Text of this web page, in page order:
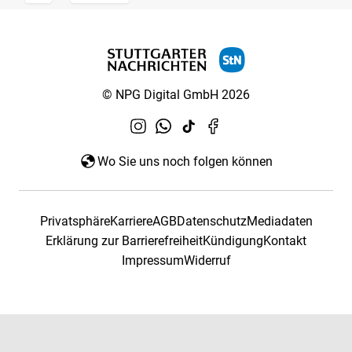
© NPG Digital GmbH 2026
Wo Sie uns noch folgen können
PrivatsphäreKarriereAGBDatenschutzMediadaten
Erklärung zur BarrierefreiheitKündigungKontakt
ImpressumWiderruf